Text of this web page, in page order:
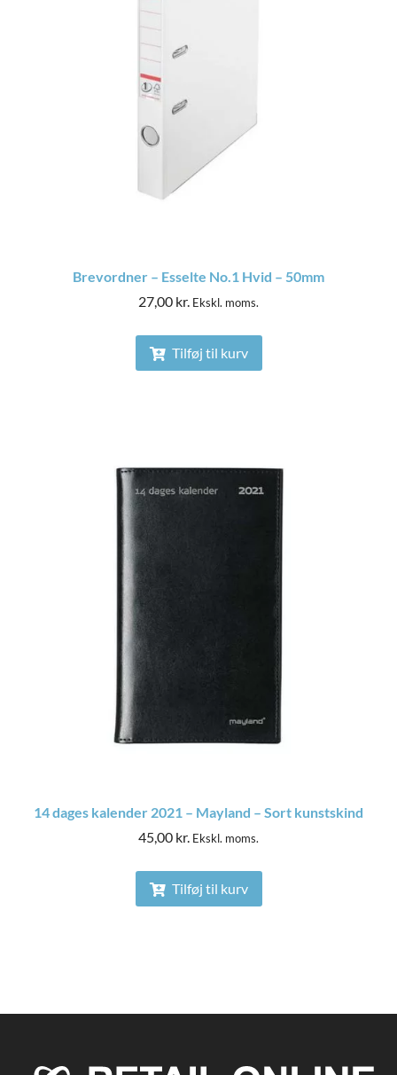
Brevordner – Esselte No.1 Hvid – 50mm
27,00 kr. Ekskl. moms.
Tilføj til kurv
14 dages kalender 2021 – Mayland – Sort kunstskind
45,00 kr. Ekskl. moms.
Tilføj til kurv